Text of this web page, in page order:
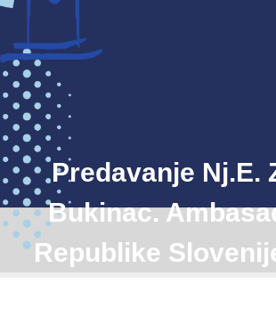
Predavanje Nj.E.
Bukinac.
Republike